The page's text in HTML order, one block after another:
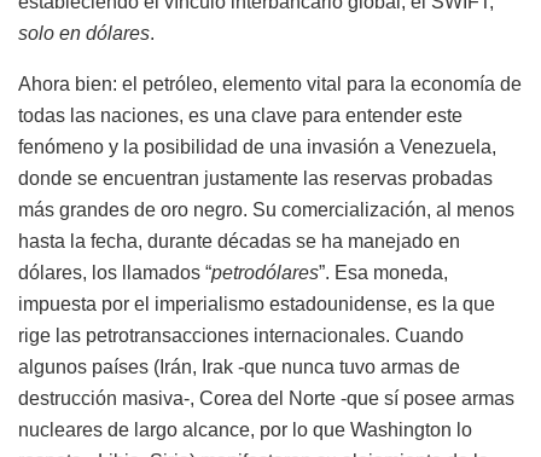
solo en dólares.
Ahora bien: el petróleo, elemento vital para la economía de
todas las naciones, es una clave para entender este
fenómeno y la posibilidad de una invasión a Venezuela,
donde se encuentran justamente las reservas probadas
más grandes de oro negro. Su comercialización, al menos
hasta la fecha, durante décadas se ha manejado en
dólares, los llamados “petrodólares”. Esa moneda,
impuesta por el imperialismo estadounidense, es la que
rige las petrotransacciones internacionales. Cuando
algunos países (Irán, Irak -que nunca tuvo armas de
destrucción masiva-, Corea del Norte -que sí posee armas
nucleares de largo alcance, por lo que Washington lo